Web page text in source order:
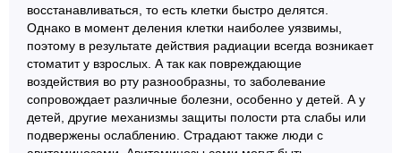
восстанавливаться, то есть клетки быстро делятся.
Однако в момент деления клетки наиболее уязвимы,
поэтому в результате действия радиации всегда возникает
стоматит у взрослых. А так как повреждающие
воздействия во рту разнообразны, то заболевание
сопровождает различные болезни, особенно у детей. А у
детей, другие механизмы защиты полости рта слабы или
подвержены ослаблению. Страдают также люди с